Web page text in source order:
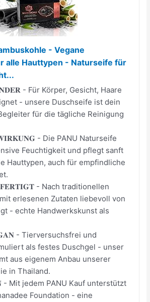
- Vegane
alle Hauttypen - Naturseife für
- Für Körper, Gesicht, Haare
- unsere Duschseife ist dein
für die tägliche Reinigung
- Die PANU Naturseife
Feuchtigkeit und pflegt sanft
Hauttypen, auch für empfindliche
- Nach traditionellen
erlesenen Zutaten liebevoll von
- echte Handwerkskunst als
- Tierversuchsfrei und
als festes Duschgel - unser
aus eigenem Anbau unserer
in Thailand.
Mit jedem PANU Kauf unterstützt
Foundation - eine